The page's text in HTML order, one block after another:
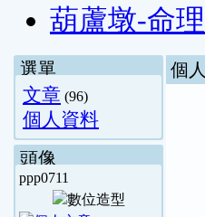
葫蘆墩-命
選單
文章 (96)
個人資料
頭像
ppp0711
個